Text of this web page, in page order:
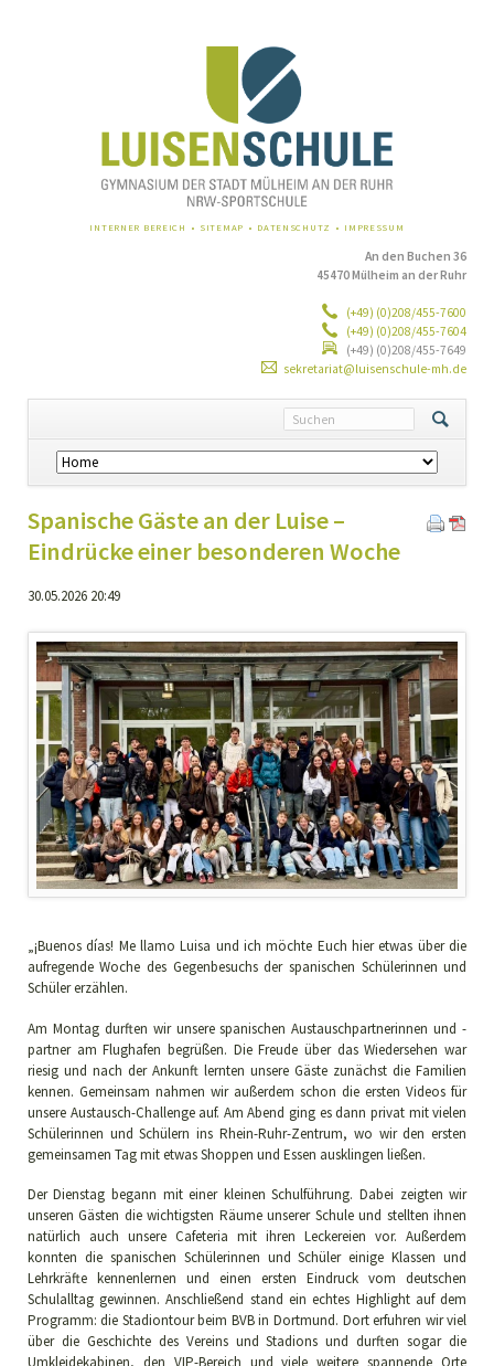
NAVIGATION
INTERNER BEREICH SITEMAP DATENSCHUTZ IMPRESSUM
An den Buchen 36
45470 Mülheim an der Ruhr
(+49) (0)208/455-7600
(+49) (0)208/455-7604
(+49) (0)208/455-7649
sekretariat@luisenschule-mh.de
Navigation
überspringen
Spanische Gäste an der Luise –
Eindrücke einer besonderen Woche
30.05.2026 20:49
„¡Buenos días! Me llamo Luisa und ich möchte Euch hier etwas über die
aufregende Woche des Gegenbesuchs der spanischen Schülerinnen und
Schüler erzählen.
Am Montag durften wir unsere spanischen Austauschpartnerinnen und -
partner am Flughafen begrüßen. Die Freude über das Wiedersehen war
riesig und nach der Ankunft lernten unsere Gäste zunächst die Familien
kennen. Gemeinsam nahmen wir außerdem schon die ersten Videos für
unsere Austausch-Challenge auf. Am Abend ging es dann privat mit vielen
Schülerinnen und Schülern ins Rhein-Ruhr-Zentrum, wo wir den ersten
gemeinsamen Tag mit etwas Shoppen und Essen ausklingen ließen.
Der Dienstag begann mit einer kleinen Schulführung. Dabei zeigten wir
unseren Gästen die wichtigsten Räume unserer Schule und stellten ihnen
natürlich auch unsere Cafeteria mit ihren Leckereien vor. Außerdem
konnten die spanischen Schülerinnen und Schüler einige Klassen und
Lehrkräfte kennenlernen und einen ersten Eindruck vom deutschen
Schulalltag gewinnen. Anschließend stand ein echtes Highlight auf dem
Programm: die Stadiontour beim BVB in Dortmund. Dort erfuhren wir viel
über die Geschichte des Vereins und Stadions und durften sogar die
Umkleidekabinen, den VIP-Bereich und viele weitere spannende Orte